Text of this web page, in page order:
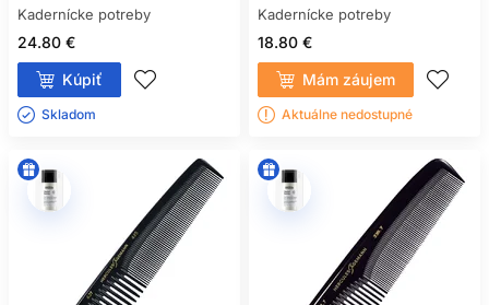
Kadernícke potreby
24.80 €
Kúpiť
Skladom ㅤ
Kadernícke potreby
18.80 €
Mám záujem
Aktuálne nedostupné